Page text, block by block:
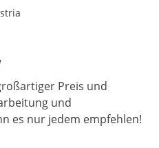
Preis und
und
es nur jedem empfehlen!